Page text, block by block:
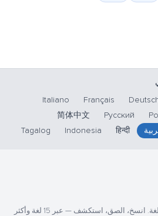
Français
Italiano
Русский
简体中文
हिन्दी
Indonesia
Tagalog
كل رمز تعبيري، كل معنى، كل لغة. انسخ، الصق، استكشف — عبر 15 لغة وأكثر